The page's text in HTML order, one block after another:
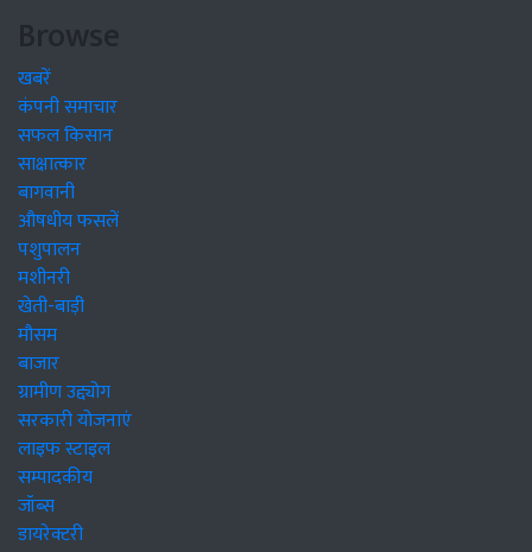
Browse
खबरें
कंपनी समाचार
सफल किसान
साक्षात्कार
बागवानी
औषधीय फसलें
पशुपालन
मशीनरी
खेती-बाड़ी
मौसम
बाजार
ग्रामीण उद्द्योग
सरकारी योजनाएं
लाइफ स्टाइल
सम्पादकीय
जॉब्स
डायरेक्टरी